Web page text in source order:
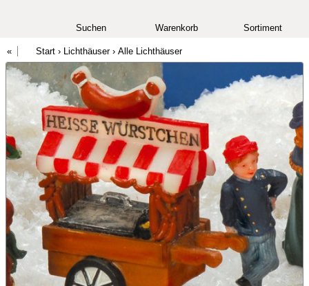
Suchen Warenkorb Sortiment
Start › Lichthäuser› Alle Lichthäuser